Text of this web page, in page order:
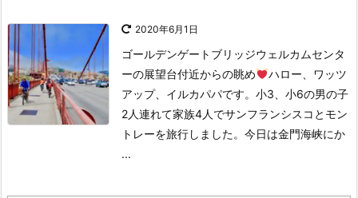
2020年6月1日
ゴールデンゲートブリッジウェルカムセンタ
ーの展望台付近からの眺め
ハロー、ワッツ
アップ、イルカパパです。小3、小6の男の子
2人連れて家族4人でサンフランシスコとモン
トレーを旅行しました。 今日は金門海峡にか
...